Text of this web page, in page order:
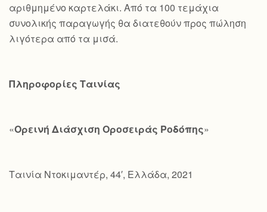
αριθμημένο καρτελάκι. Από τα 100 τεμάχια
συνολικής παραγωγής θα διατεθούν προς πώληση
λιγότερα από τα μισά.
Πληροφορίες Ταινίας
«Ορεινή Διάσχιση Οροσειράς Ροδόπης»
Ταινία Ντοκιμαντέρ, 44′, Ελλάδα, 2021